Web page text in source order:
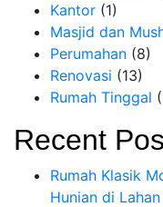
Kantor (1)
Masjid dan
Perumahan (8)
Renovasi (13)
Rumah Tinggal
Recent
Rumah Klasik
Hunian di